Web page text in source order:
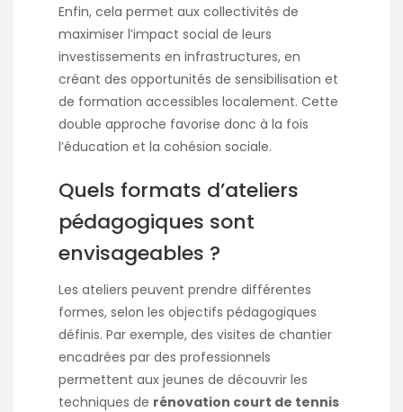
Enfin, cela permet aux collectivités de
maximiser l’impact social de leurs
investissements en infrastructures, en
créant des opportunités de sensibilisation et
de formation accessibles localement. Cette
double approche favorise donc à la fois
l’éducation et la cohésion sociale.
Quels formats d’ateliers
pédagogiques sont
envisageables ?
Les ateliers peuvent prendre différentes
formes, selon les objectifs pédagogiques
définis. Par exemple, des visites de chantier
encadrées par des professionnels
permettent aux jeunes de découvrir les
techniques de rénovation court de tennis